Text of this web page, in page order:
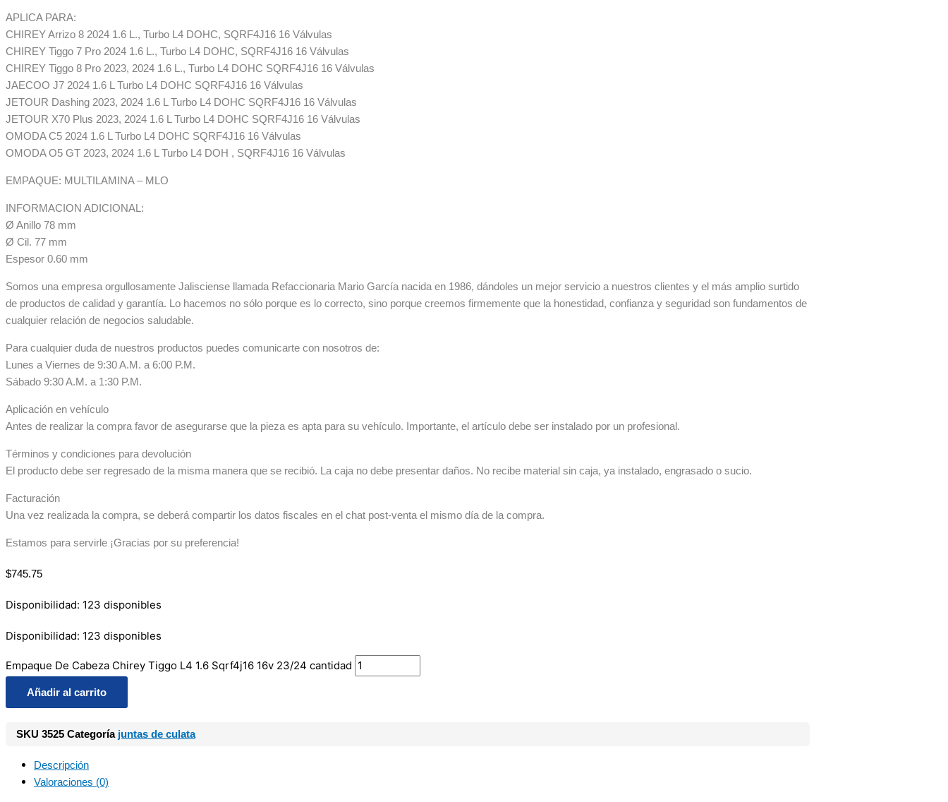
APLICA PARA:
CHIREY Arrizo 8 2024 1.6 L., Turbo L4 DOHC, SQRF4J16 16 Válvulas
CHIREY Tiggo 7 Pro 2024 1.6 L., Turbo L4 DOHC, SQRF4J16 16 Válvulas
CHIREY Tiggo 8 Pro 2023, 2024 1.6 L., Turbo L4 DOHC SQRF4J16 16 Válvulas
JAECOO J7 2024 1.6 L Turbo L4 DOHC SQRF4J16 16 Válvulas
JETOUR Dashing 2023, 2024 1.6 L Turbo L4 DOHC SQRF4J16 16 Válvulas
JETOUR X70 Plus 2023, 2024 1.6 L Turbo L4 DOHC SQRF4J16 16 Válvulas
OMODA C5 2024 1.6 L Turbo L4 DOHC SQRF4J16 16 Válvulas
OMODA O5 GT 2023, 2024 1.6 L Turbo L4 DOH , SQRF4J16 16 Válvulas
EMPAQUE: MULTILAMINA – MLO
INFORMACION ADICIONAL:
Ø Anillo 78 mm
Ø Cil. 77 mm
Espesor 0.60 mm
Somos una empresa orgullosamente Jalisciense llamada Refaccionaria Mario García nacida en 1986, dándoles un mejor servicio a nuestros clientes y el más amplio surtido
de productos de calidad y garantía. Lo hacemos no sólo porque es lo correcto, sino porque creemos firmemente que la honestidad, confianza y seguridad son fundamentos de
cualquier relación de negocios saludable.
Para cualquier duda de nuestros productos puedes comunicarte con nosotros de:
Lunes a Viernes de 9:30 A.M. a 6:00 P.M.
Sábado 9:30 A.M. a 1:30 P.M.
Aplicación en vehículo
Antes de realizar la compra favor de asegurarse que la pieza es apta para su vehículo. Importante, el artículo debe ser instalado por un profesional.
Términos y condiciones para devolución
El producto debe ser regresado de la misma manera que se recibió. La caja no debe presentar daños. No recibe material sin caja, ya instalado, engrasado o sucio.
Facturación
Una vez realizada la compra, se deberá compartir los datos fiscales en el chat post-venta el mismo día de la compra.
Estamos para servirle ¡Gracias por su preferencia!
$745.75
Disponibilidad: 123 disponibles
Disponibilidad: 123 disponibles
Empaque De Cabeza Chirey Tiggo L4 1.6 Sqrf4j16 16v 23/24 cantidad
Añadir al carrito
SKU 3525 Categoría juntas de culata
Descripción
Valoraciones (0)